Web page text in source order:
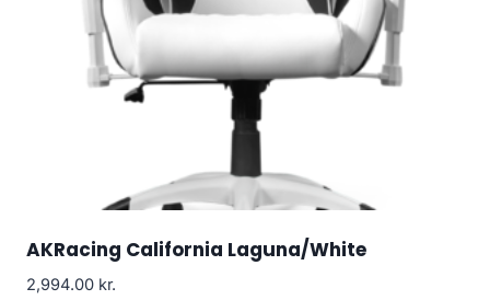
AKRacing California Laguna/White
2,994.00 kr.